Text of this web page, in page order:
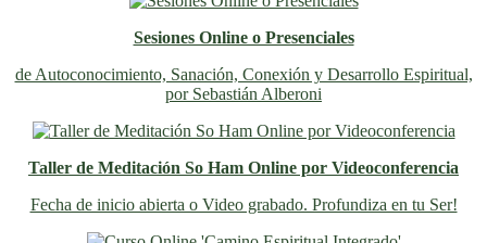
Sesiones Online o Presenciales
de Autoconocimiento, Sanación, Conexión y Desarrollo Espiritual,
por Sebastián Alberoni
Taller de Meditación So Ham Online por Videoconferencia
Fecha de inicio abierta o Video grabado. Profundiza en tu Ser!